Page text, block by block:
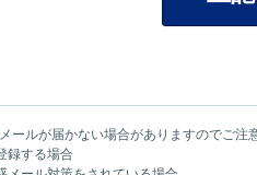
ールが届かない場合がありますのでご注
録する場合